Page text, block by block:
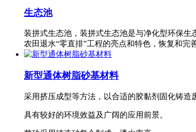
生态池
装拼式生态池，装拼式生态池是与净化型环保
农田退水“零直排”工程的亮点和特色，恢复和完
新型通体树脂砂基材料
采用挤压成型等方法，以合适的胶黏剂固化铸造
具有较好的环境效益及广阔的应用前景。